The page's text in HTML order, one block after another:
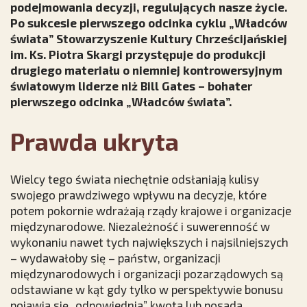
podejmowania decyzji, regulujących nasze życie.
Po sukcesie pierwszego odcinka cyklu „Władców
świata” Stowarzyszenie Kultury Chrześcijańskiej
im. Ks. Piotra Skargi przystępuje do produkcji
drugiego materiału o niemniej kontrowersyjnym
światowym liderze niż Bill Gates – bohater
pierwszego odcinka „Władców świata”.
Prawda ukryta
Wielcy tego świata niechętnie odsłaniają kulisy
swojego prawdziwego wpływu na decyzje, które
potem pokornie wdrażają rządy krajowe i organizacje
międzynarodowe. Niezależność i suwerenność w
wykonaniu nawet tych największych i najsilniejszych
– wydawałoby się – państw, organizacji
międzynarodowych i organizacji pozarządowych są
odstawiane w kąt gdy tylko w perspektywie bonusu